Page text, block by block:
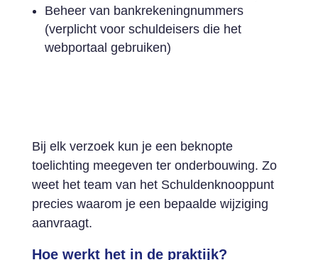
Beheer van bankrekeningnummers
(verplicht voor schuldeisers die het
webportaal gebruiken)
Bij elk verzoek kun je een beknopte
toelichting meegeven ter onderbouwing. Zo
weet het team van het Schuldenknooppunt
precies waarom je een bepaalde wijziging
aanvraagt.
Hoe werkt het in de praktijk?